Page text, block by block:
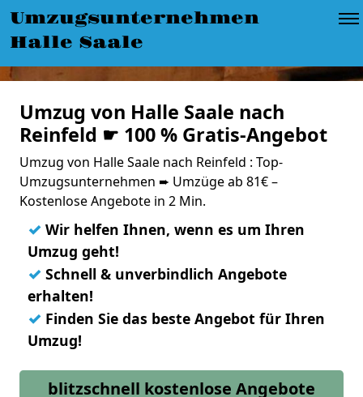
Umzugsunternehmen
Halle Saale
Umzug von Halle Saale nach
Reinfeld ☛ 100 % Gratis-Angebot
Umzug von Halle Saale nach Reinfeld : Top-
Umzugsunternehmen ➨ Umzüge ab 81€ –
Kostenlose Angebote in 2 Min.
✓ Wir helfen Ihnen, wenn es um Ihren
Umzug geht!
✓ Schnell & unverbindlich Angebote
erhalten!
✓ Finden Sie das beste Angebot für Ihren
Umzug!
blitzschnell kostenlose Angebote